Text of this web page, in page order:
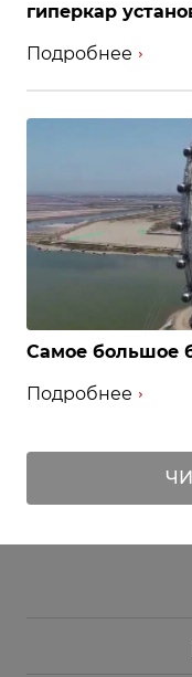
гиперкар
Подробнее
Самое большое
Подробнее